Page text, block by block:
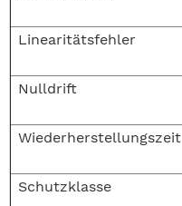
Linearitätsfehler
Nulldrift
Wiederherstellungszeit
Schutzklasse